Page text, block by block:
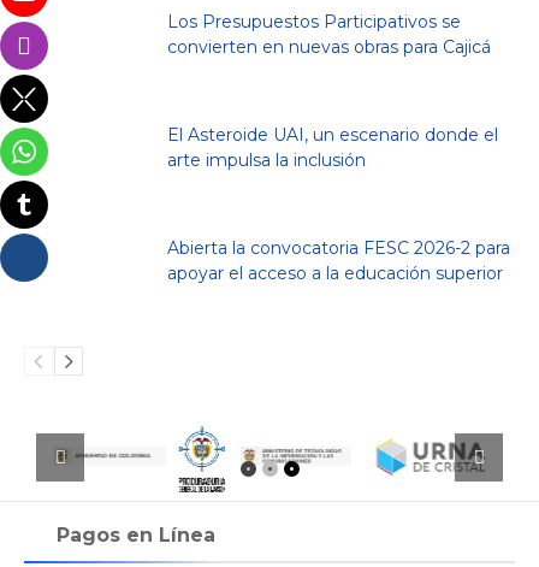
Los Presupuestos Participativos se
convierten en nuevas obras para Cajicá
El Asteroide UAI, un escenario donde el
arte impulsa la inclusión
Abierta la convocatoria FESC 2026-2 para
apoyar el acceso a la educación superior
Pagos en Línea